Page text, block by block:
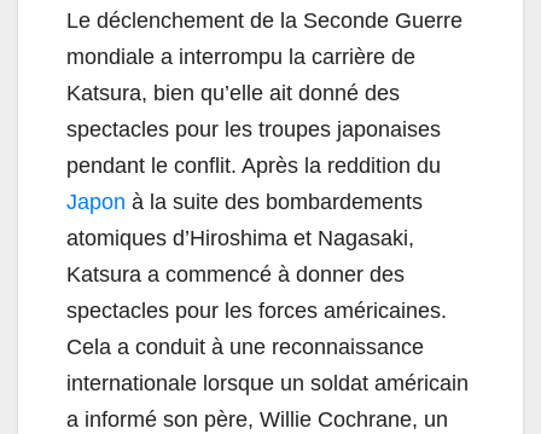
Le déclenchement de la Seconde Guerre
mondiale a interrompu la carrière de
Katsura, bien qu’elle ait donné des
spectacles pour les troupes japonaises
pendant le conflit. Après la reddition du
Japon à la suite des bombardements
atomiques d’Hiroshima et Nagasaki,
Katsura a commencé à donner des
spectacles pour les forces américaines.
Cela a conduit à une reconnaissance
internationale lorsque un soldat américain
a informé son père, Willie Cochrane, un